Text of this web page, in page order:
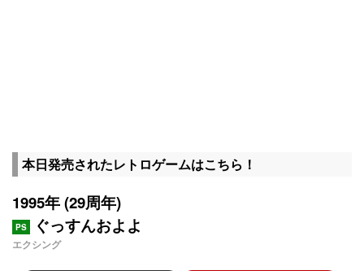
本日発売されたレトロゲームはこちら！
1995年 (29周年)
PS ぐっすんおよよ
エクシング